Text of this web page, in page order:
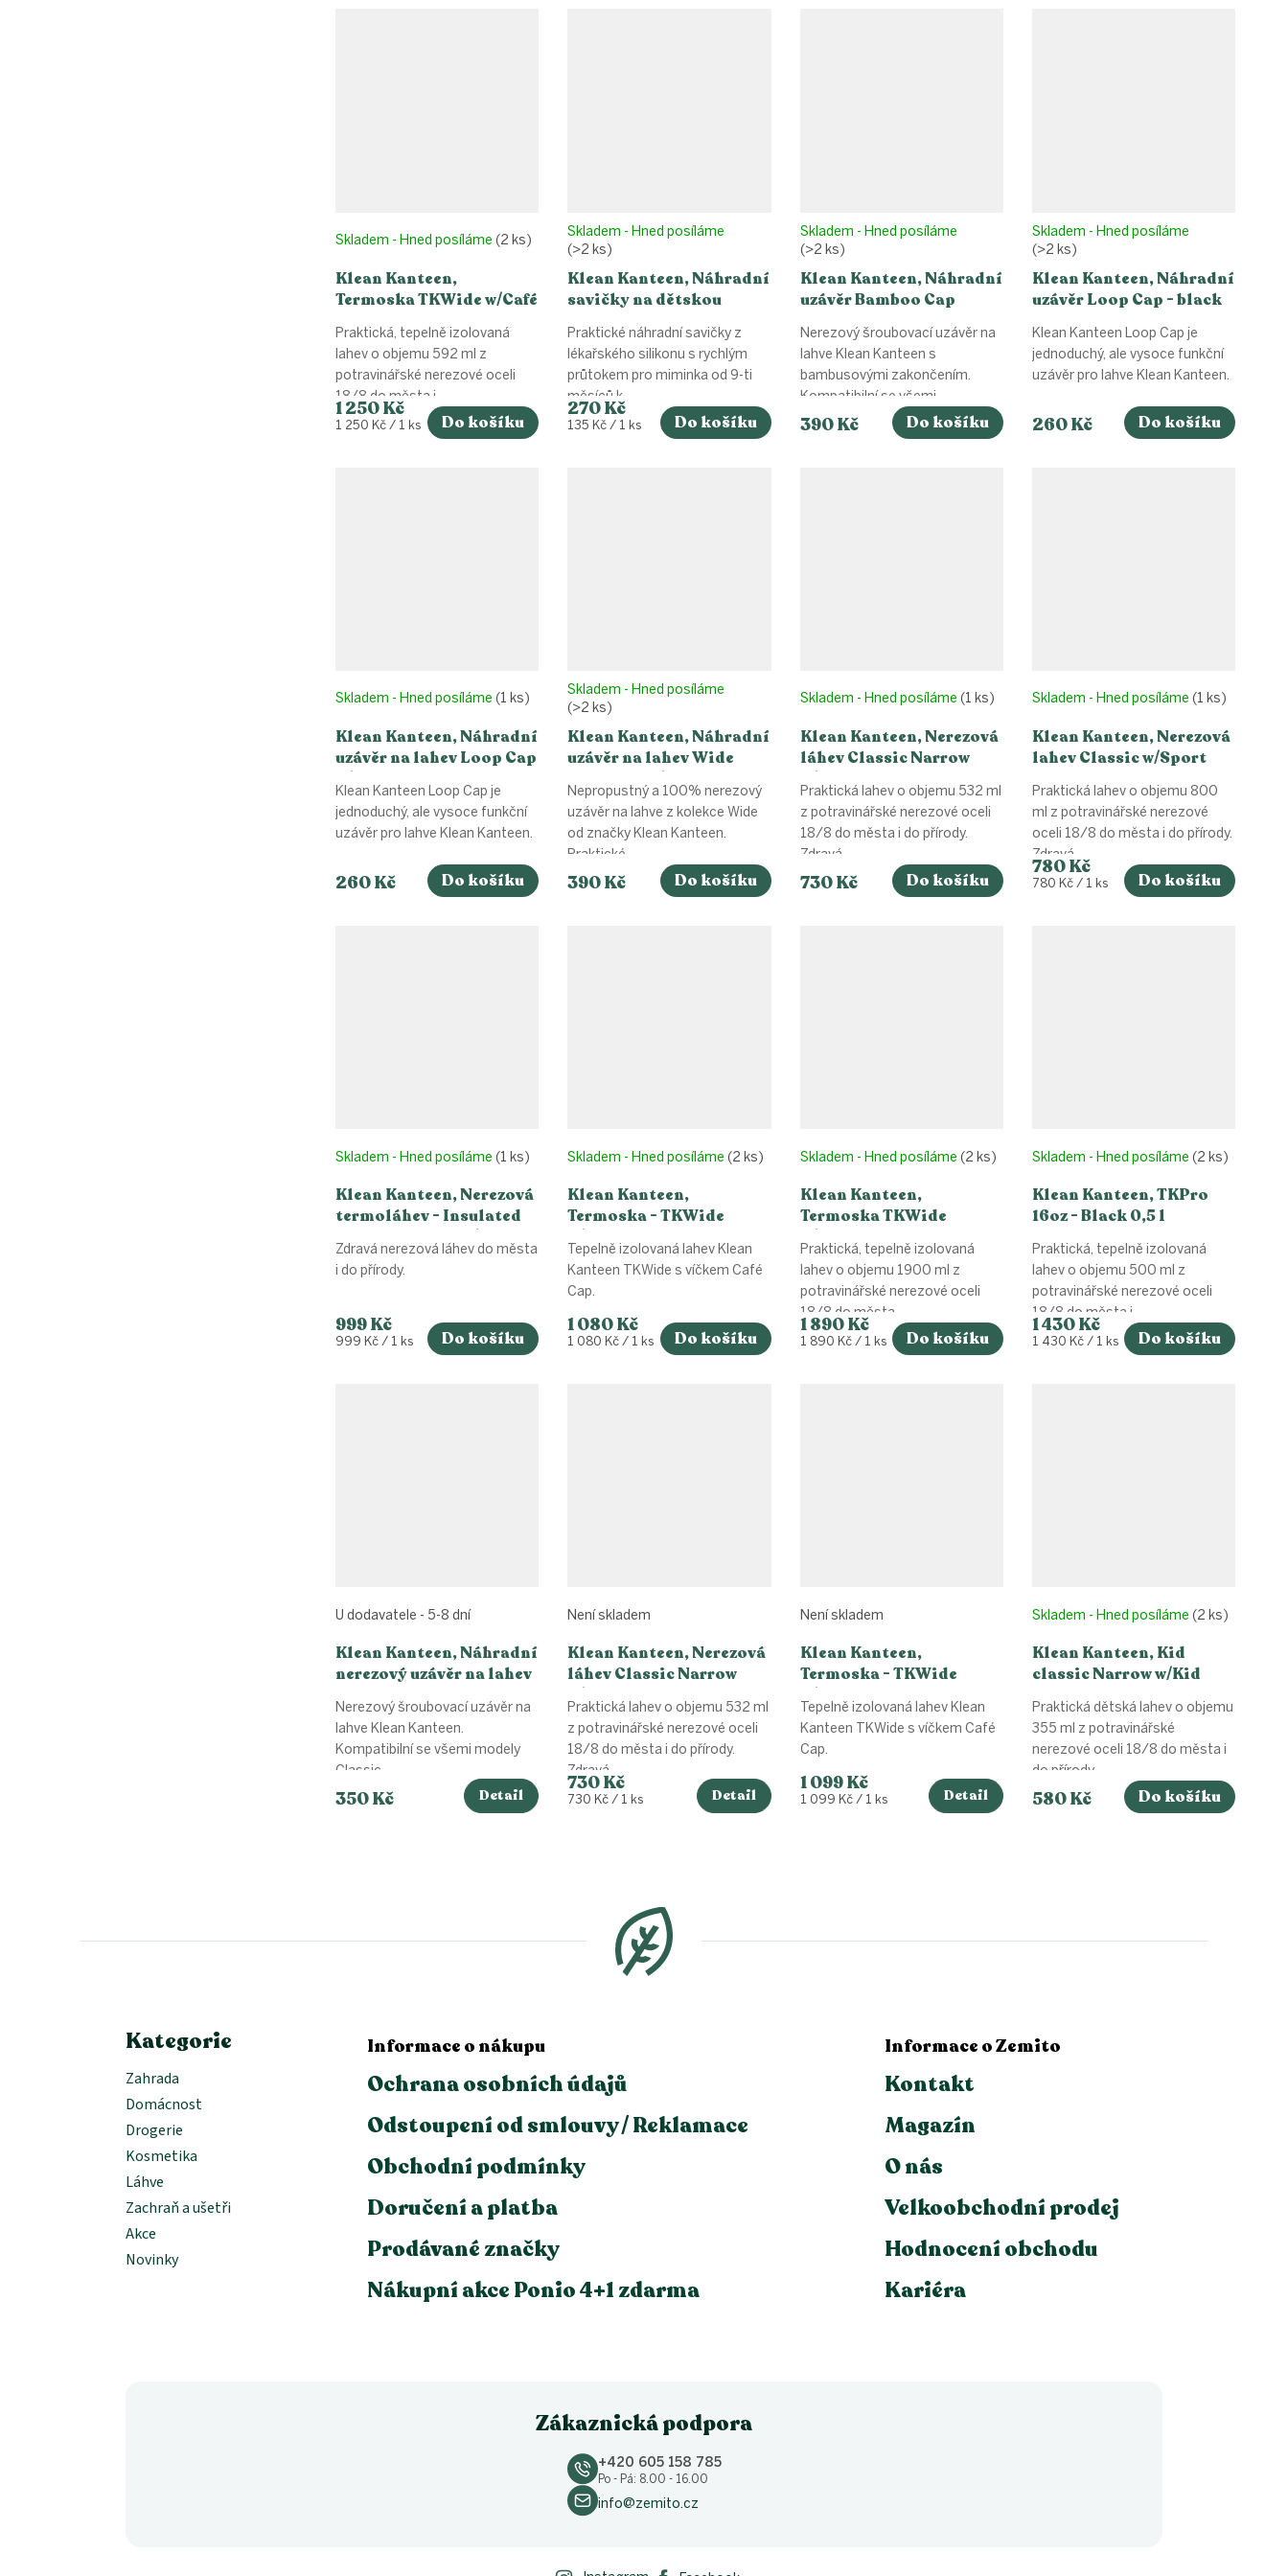
Klean Kanteen,
Termoska TKWide w/Café
Skladem - Hned posíláme (2 ks)
1 250 Kč
Měrná
1 250 Kč / 1 ks Do košíku
Praktická, tepelně izolovaná
lahev o objemu 592 ml z
potravinářské nerezové oceli
18/8 do města i...
Klean Kanteen, Náhradní
savičky na dětskou
Skladem - Hned posíláme
(>2 ks)
270 Kč
Měrná
135 Kč / 1 ks Do košíku
Praktické náhradní savičky z
lékařského silikonu s rychlým
průtokem pro miminka od 9-ti
měsíců k...
Klean Kanteen, Náhradní
uzávěr Bamboo Cap
Skladem - Hned posíláme
(>2 ks)
390 Kč Do košíku
Nerezový šroubovací uzávěr na
lahve Klean Kanteen s
bambusovými zakončením.
Kompatibilní se všemi...
Klean Kanteen, Náhradní
uzávěr Loop Cap - black
Skladem - Hned posíláme
(>2 ks)
260 Kč Do košíku
Klean Kanteen Loop Cap je
jednoduchý, ale vysoce funkční
uzávěr pro lahve Klean Kanteen.
Klean Kanteen, Náhradní
uzávěr na lahev Loop Cap
Skladem - Hned posíláme (1 ks)
260 Kč Do košíku
Klean Kanteen Loop Cap je
jednoduchý, ale vysoce funkční
uzávěr pro lahve Klean Kanteen.
Klean Kanteen, Náhradní
uzávěr na lahev Wide
Skladem - Hned posíláme
(>2 ks)
390 Kč Do košíku
Nepropustný a 100% nerezový
uzávěr na lahve z kolekce Wide
od značky Klean Kanteen.
Praktické...
Klean Kanteen, Nerezová
láhev Classic Narrow
ml
Skladem - Hned posíláme (1 ks)
730 Kč Do košíku
Praktická lahev o objemu 532 ml
z potravinářské nerezové oceli
18/8 do města i do přírody.
Zdravá...
Klean Kanteen, Nerezová
lahev Classic w/Sport
800 ml
Skladem - Hned posíláme (1 ks)
780 Kč
Měrná
780 Kč / 1 ks Do košíku
Praktická lahev o objemu 800
ml z potravinářské nerezové
oceli 18/8 do města i do přírody.
Zdravá...
Klean Kanteen, Nerezová
termoláhev - Insulated
Cap - Salt Flats, 355 ml
Skladem - Hned posíláme (1 ks)
999 Kč
Měrná
999 Kč / 1 ks Do košíku
Zdravá nerezová láhev do města
i do přírody.
Klean Kanteen,
Termoska - TKWide
Punch, 473 ml
Skladem - Hned posíláme(2 ks)
1 080 Kč
Měrná
1 080 Kč / 1 ks Do košíku
Tepelně izolovaná lahev Klean
Kanteen TKWide s víčkem Café
Cap.
Klean Kanteen,
Termoska TKWide
stainless 1900 ml
Skladem - Hned posíláme (2 ks)
1 890 Kč
Měrná
1 890 Kč / 1 ks Do košíku
Praktická, tepelně izolovaná
lahev o objemu 1900 ml z
potravinářské nerezové oceli
18/8 do města...
Klean Kanteen, TKPro
16oz - Black 0,5 l
Skladem - Hned posíláme (2 ks)
1 430 Kč
Měrná
1 430 Kč / 1 ks Do košíku
Praktická, tepelně izolovaná
lahev o objemu 500 ml z
potravinářské nerezové oceli
18/8 do města i...
Klean Kanteen, Náhradní
nerezový uzávěr na lahev
U dodavatele - 5-8 dní
350 Kč Detail
Nerezový šroubovací uzávěr na
lahve Klean Kanteen.
Kompatibilní se všemi modely
Classic.
Klean Kanteen, Nerezová
láhev Classic Narrow
apple 532 ml
Není skladem
730 Kč
Měrná
730 Kč / 1 ks Detail
Praktická lahev o objemu 532 ml
z potravinářské nerezové oceli
18/8 do města i do přírody.
Zdravá...
Klean Kanteen,
Termoska - TKWide
473 ml
Není skladem
1 099 Kč
Měrná
1 099 Kč / 1 ks Detail
Tepelně izolovaná lahev Klean
Kanteen TKWide s víčkem Café
Cap.
Klean Kanteen, Kid
classic Narrow w/Kid
Grape 355 ml
Skladem - Hned posíláme (2 ks)
580 Kč Do košíku
Praktická dětská lahev o objemu
355 ml z potravinářské
nerezové oceli 18/8 do města i
do přírody....
a
Kategorie
Zahrada
Domácnost
Drogerie
Kosmetika
Láhve
Zachraň a ušetři
Akce
Novinky
Informace o nákupu
Ochrana osobních údajů
Odstoupení od smlouvy / Reklamace
Obchodní podmínky
Doručení a platba
Prodávané značky
Nákupní akce Ponio 4+1 zdarma
Informace o Zemito
Kontakt
Magazín
O nás
Velkoobchodní prodej
Hodnocení obchodu
Kariéra
Zákaznická podpora
+420 605 158 785
Po - Pá: 8.00 - 16.00
info@zemito.cz